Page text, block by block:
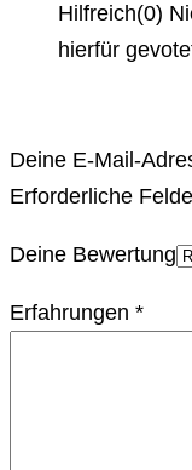
Hilfreich(0)
hierfür
Deine E-Mail-
Erforderliche
Deine Bewertung
Erfahrungen *